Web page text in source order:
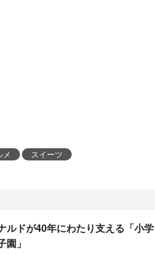
メ
スイーツ
ルドが40年にわたり支える「小学
園」